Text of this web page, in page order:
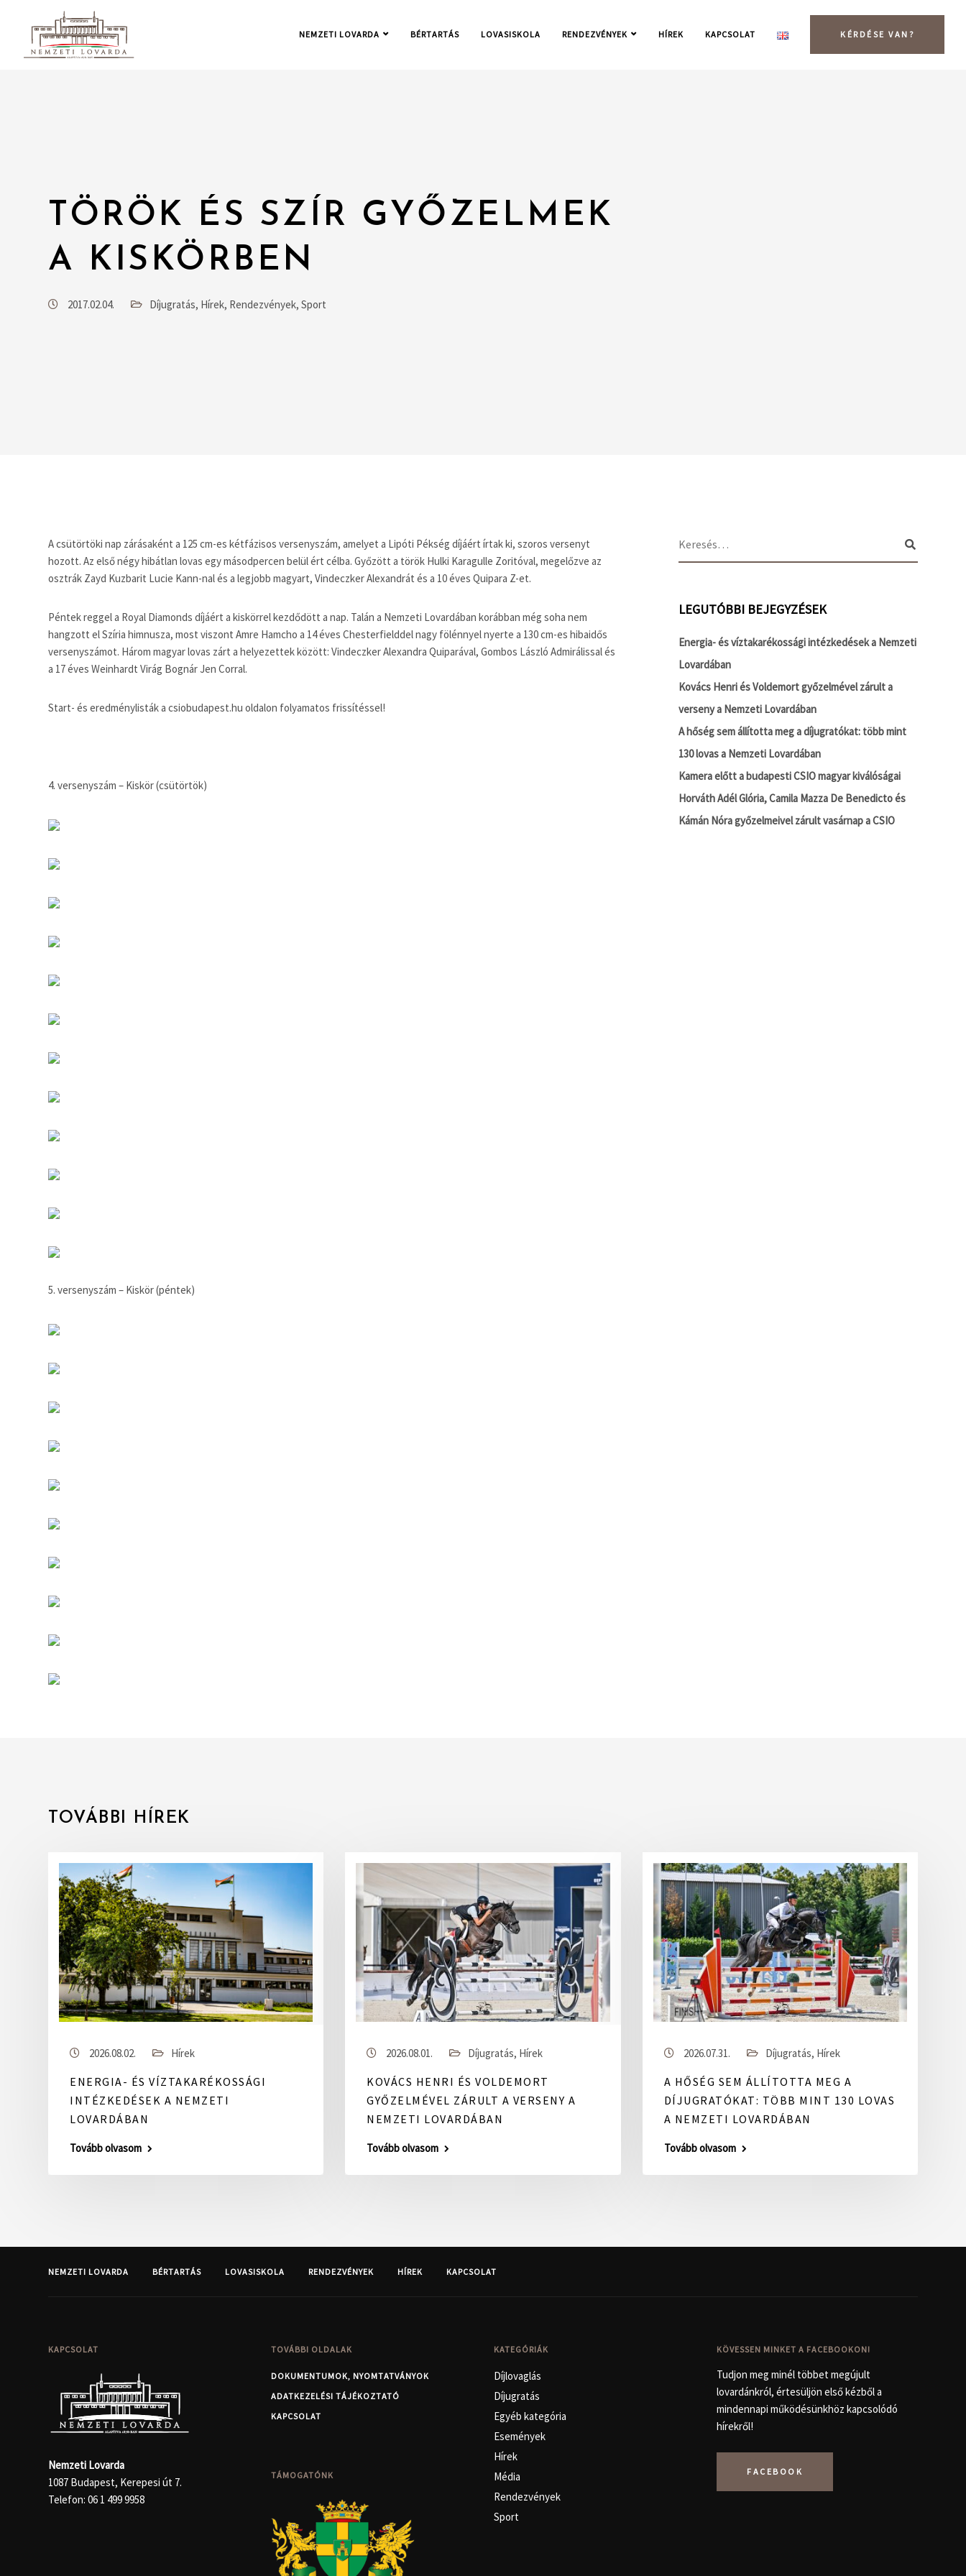
NEMZETI LOVARDA BÉRTARTÁS LOVASISKOLA RENDEZVÉNYEK HÍREK KAPCSOLAT KÉRDÉSE VAN?
TÖRÖK ÉS SZÍR GYŐZELMEK
A KISKÖRBEN
2017.02.04. Díjugratás, Hírek, Rendezvények, Sport
A csütörtöki nap zárásaként a 125 cm-es kétfázisos versenyszám, amelyet a Lipóti Pékség díjáért írtak ki, szoros versenyt
hozott. Az első négy hibátlan lovas egy másodpercen belül ért célba. Győzött a török Hulki Karagulle Zoritóval, megelőzve az
osztrák Zayd Kuzbarit Lucie Kann-nal és a legjobb magyart, Vindeczker Alexandrát és a 10 éves Quipara Z-et.
Péntek reggel a Royal Diamonds díjáért a kiskörrel kezdődött a nap. Talán a Nemzeti Lovardában korábban még soha nem
hangzott el Szíria himnusza, most viszont Amre Hamcho a 14 éves Chesterfielddel nagy fölénnyel nyerte a 130 cm-es hibaidős
versenyszámot. Három magyar lovas zárt a helyezettek között: Vindeczker Alexandra Quiparával, Gombos László Admirálissal és
a 17 éves Weinhardt Virág Bognár Jen Corral.
Start- és eredménylisták a csiobudapest.hu oldalon folyamatos frissítéssel!
4. versenyszám – Kiskör (csütörtök)
5. versenyszám – Kiskör (péntek)
LEGUTÓBBI BEJEGYZÉSEK
Energia- és víztakarékossági intézkedések a Nemzeti
Lovardában
Kovács Henri és Voldemort győzelmével zárult a
verseny a Nemzeti Lovardában
A hőség sem állította meg a díjugratókat: több mint
130 lovas a Nemzeti Lovardában
Kamera előtt a budapesti CSIO magyar kiválóságai
Horváth Adél Glória, Camila Mazza De Benedicto és
Kámán Nóra győzelmeivel zárult vasárnap a CSIO
TOVÁBBI HÍREK
2026.08.02. Hírek
ENERGIA- ÉS VÍZTAKARÉKOSSÁGI
INTÉZKEDÉSEK A NEMZETI
LOVARDÁBAN
Tovább olvasom
2026.08.01. Díjugratás, Hírek
KOVÁCS HENRI ÉS VOLDEMORT
GYŐZELMÉVEL ZÁRULT A VERSENY A
NEMZETI LOVARDÁBAN
Tovább olvasom
2026.07.31. Díjugratás, Hírek
A HŐSÉG SEM ÁLLÍTOTTA MEG A
DÍJUGRATÓKAT: TÖBB MINT 130 LOVAS
A NEMZETI LOVARDÁBAN
Tovább olvasom
NEMZETI LOVARDA BÉRTARTÁS LOVASISKOLA RENDEZVÉNYEK HÍREK KAPCSOLAT
KAPCSOLAT
Nemzeti Lovarda
1087 Budapest, Kerepesi út 7.
Telefon: 06 1 499 9958
TOVÁBBI OLDALAK
DOKUMENTUMOK, NYOMTATVÁNYOK
ADATKEZELÉSI TÁJÉKOZTATÓ
KAPCSOLAT
TÁMOGATÓNK
KATEGÓRIÁK
Díjlovaglás
Díjugratás
Egyéb kategória
Események
Hírek
Média
Rendezvények
Sport
KÖVESSEN MINKET A FACEBOOKON!
Tudjon meg minél többet megújult
lovardánkról, értesüljön első kézből a
mindennapi működésünkhöz kapcsolódó
hírekről!
FACEBOOK